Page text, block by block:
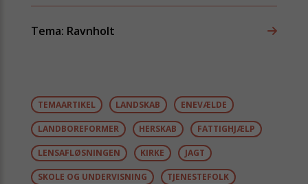
Tema: Ravnholt
TEMAARTIKEL LANDSKAB ENEVÆLDE
LANDBOREFORMER HERSKAB FATTIGHJÆLP
LENSAFLØSNINGEN KIRKE JAGT
SKOLE OG UNDERVISNING TJENESTEFOLK